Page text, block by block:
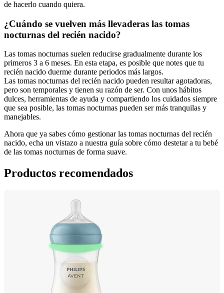
¿Cuándo se vuelven más llevaderas las tomas
Las tomas nocturnas suelen reducirse gradualmente durante los
primeros 3 a 6 meses. En esta etapa, es posible que notes que tu
Las tomas nocturnas del recién nacido pueden resultar agotadoras,
pero son temporales y tienen su razón de ser. Con unos hábitos
dulces, herramientas de ayuda y compartiendo los cuidados siempre
que sea posible, las tomas nocturnas pueden ser más tranquilas y
Ahora que ya sabes cómo gestionar las tomas nocturnas del recién
nacido, echa un vistazo a nuestra guía sobre cómo destetar a tu bebé
Productos recomendados